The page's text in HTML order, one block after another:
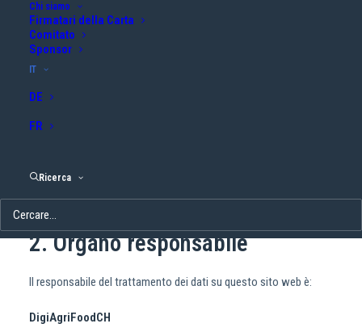
Chi siamo
Firmatari della Carta
Comitato
Sponsor
IT
DE
FR
Ricerca
1. Informazioni generali
La protezione dei tuoi dati è importante per noi. In questa
personali quando utilizzi il nostro sito web. Il nostro sito web si
alimentare in Svizzera, ma è accessibile anche a livello
internazionale.
2. Organo responsabile
Il responsabile del trattamento dei dati su questo sito web è:
DigiAgriFoodCH